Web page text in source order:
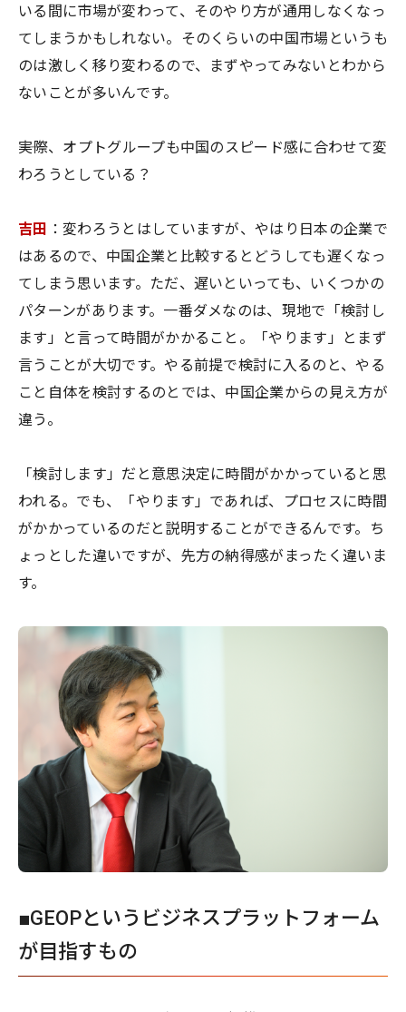
いる間に市場が変わって、そのやり方が通用しなくなっ
てしまうかもしれない。そのくらいの中国市場というも
のは激しく移り変わるので、まずやってみないとわから
ないことが多いんです。
――実際、オプトグループも中国のスピード感に合わせて変
わろうとしている？
吉田 ：変わろうとはしていますが、やはり日本の企業で
はあるので、中国企業と比較するとどうしても遅くなっ
てしまう思います。ただ、遅いといっても、いくつかの
パターンがあります。一番ダメなのは、現地で「検討し
ます」と言って時間がかかること。「やります」とまず
言うことが大切です。やる前提で検討に入るのと、やる
こと自体を検討するのとでは、中国企業からの見え方が
違う。
「検討します」だと意思決定に時間がかかっていると思
われる。でも、「やります」であれば、プロセスに時間
がかかっているのだと説明することができるんです。ち
ょっとした違いですが、先方の納得感がまったく違いま
す。
■GEOPというビジネスプラットフォーム
が目指すもの